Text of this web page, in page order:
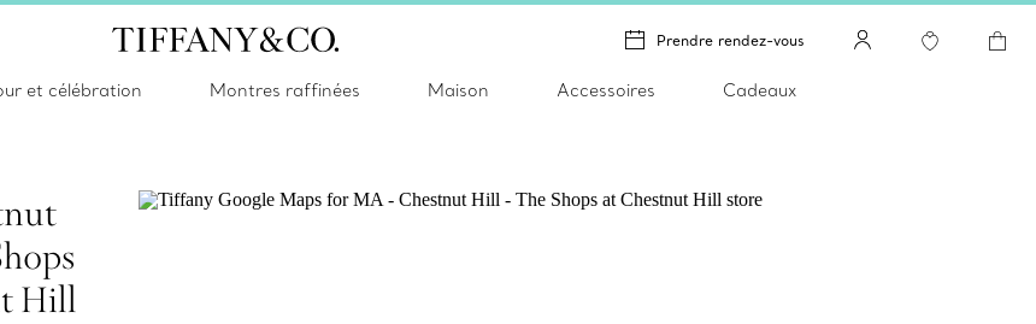
Prendre rendez-vous
et célébration Montres raffinées Maison Accessoires Cadeaux
Hill